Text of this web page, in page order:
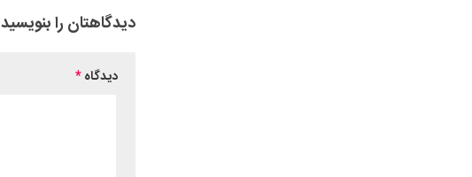
دیدگاهتان را بنویسید
دیدگاه*